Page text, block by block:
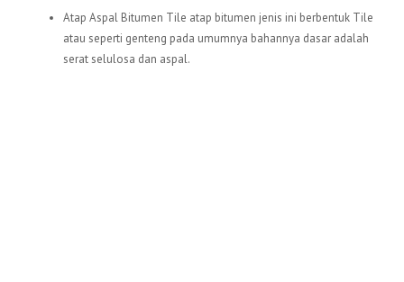
Atap Aspal Bitumen Tile atap bitumen jenis ini berbentuk Tile
atau seperti genteng pada umumnya bahannya dasar adalah
serat selulosa dan aspal.